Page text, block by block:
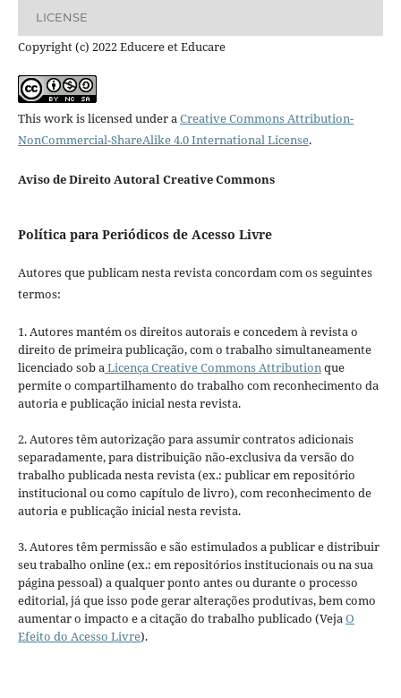
LICENSE
Copyright (c) 2022 Educere et Educare
This work is licensed under aCreative Commons Attribution-
NonCommercial-ShareAlike 4.0 International License.
Aviso de Direito Autoral Creative Commons
Política para Periódicos de Acesso Livre
Autores que publicam nesta revista concordam com os seguintes
termos:
1. Autores mantém os direitos autorais e concedem à revista o
direito de primeira publicação, com o trabalho simultaneamente
licenciado sob aLicença Creative Commons Attributionque
permite o compartilhamento do trabalho com reconhecimento da
autoria e publicação inicial nesta revista.
2. Autores têm autorização para assumir contratos adicionais
separadamente, para distribuição não-exclusiva da versão do
trabalho publicada nesta revista (ex.: publicar em repositório
institucional ou como capítulo de livro), com reconhecimento de
autoria e publicação inicial nesta revista.
3. Autores têm permissão e são estimulados a publicar e distribuir
seu trabalho online (ex.: em repositórios institucionais ou na sua
página pessoal) a qualquer ponto antes ou durante o processo
editorial, já que isso pode gerar alterações produtivas, bem como
aumentar o impacto e a citação do trabalho publicado (VejaO
Efeito do Acesso Livre).